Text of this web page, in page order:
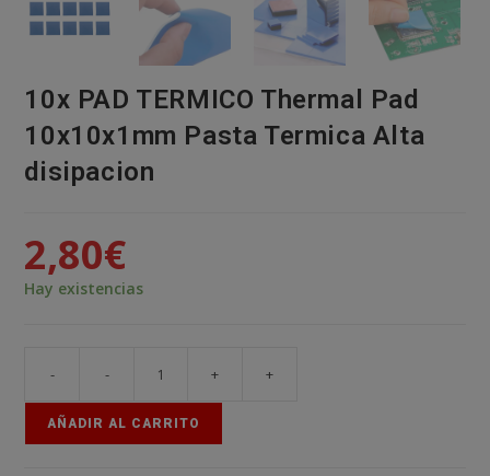
10x PAD TERMICO Thermal Pad
10x10x1mm Pasta Termica Alta
disipacion
2,80€
Hay existencias
- - + +
AÑADIR AL CARRITO